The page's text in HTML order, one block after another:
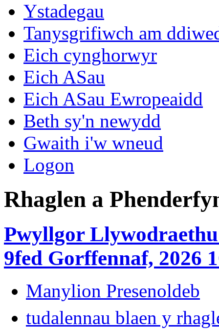
Ystadegau
Tanysgrifiwch am
Eich cynghorwyr
Eich ASau
Eich ASau Ewropeaidd
Beth sy'n newydd
Gwaith i'w wneud
Logon
Rhaglen a
Pwyllgor
9fed Gorffennaf, 2026
Manylion Presenoldeb
tudalennau blaen y